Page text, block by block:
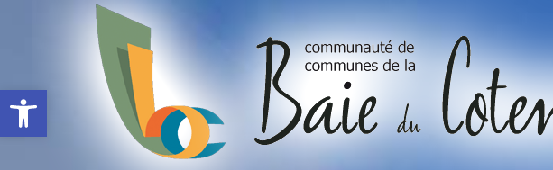
Ouvrir la barre d’outils